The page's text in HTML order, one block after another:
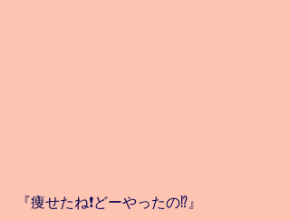
『痩せたね❗️どーやったの⁉️』